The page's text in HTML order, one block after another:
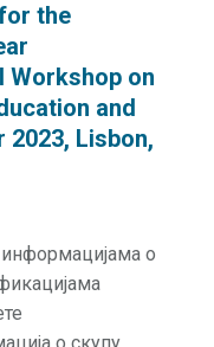
the
Workshop on
and
2023, Lisbon,
о